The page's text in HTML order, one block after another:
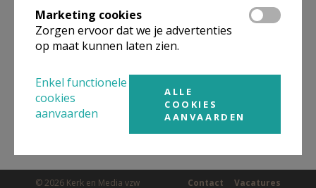
links naar kerken, eventueel van andere
organisaties, in de buurt.
© 2026 Kerk en Media vzw Vacatures
Contact
Marketing cookies
Zorgen ervoor dat we je advertenties
op maat kunnen laten zien.
Enkel functionele
cookies
aanvaarden
ALLE
COOKIES
AANVAARDEN